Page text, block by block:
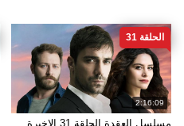
2:16:09
الحلقة 31
مسلسل العقدة الحلقة 31 الاخيرة